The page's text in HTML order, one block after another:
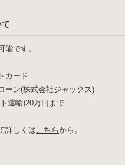
能です。
カード
ーン(株式会社ジャックス)
運輸)20万円まで
詳しくはこちらから。